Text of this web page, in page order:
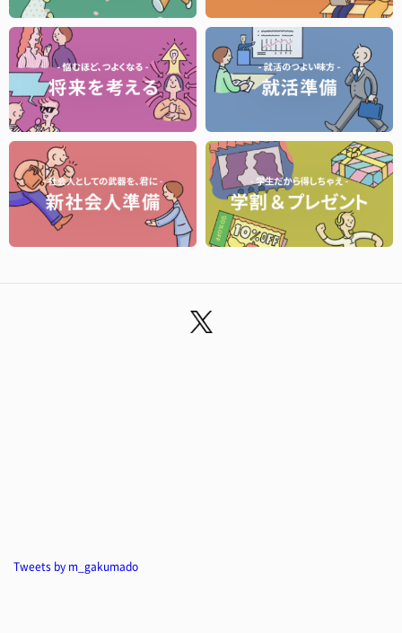
Tweets by m_gakumado